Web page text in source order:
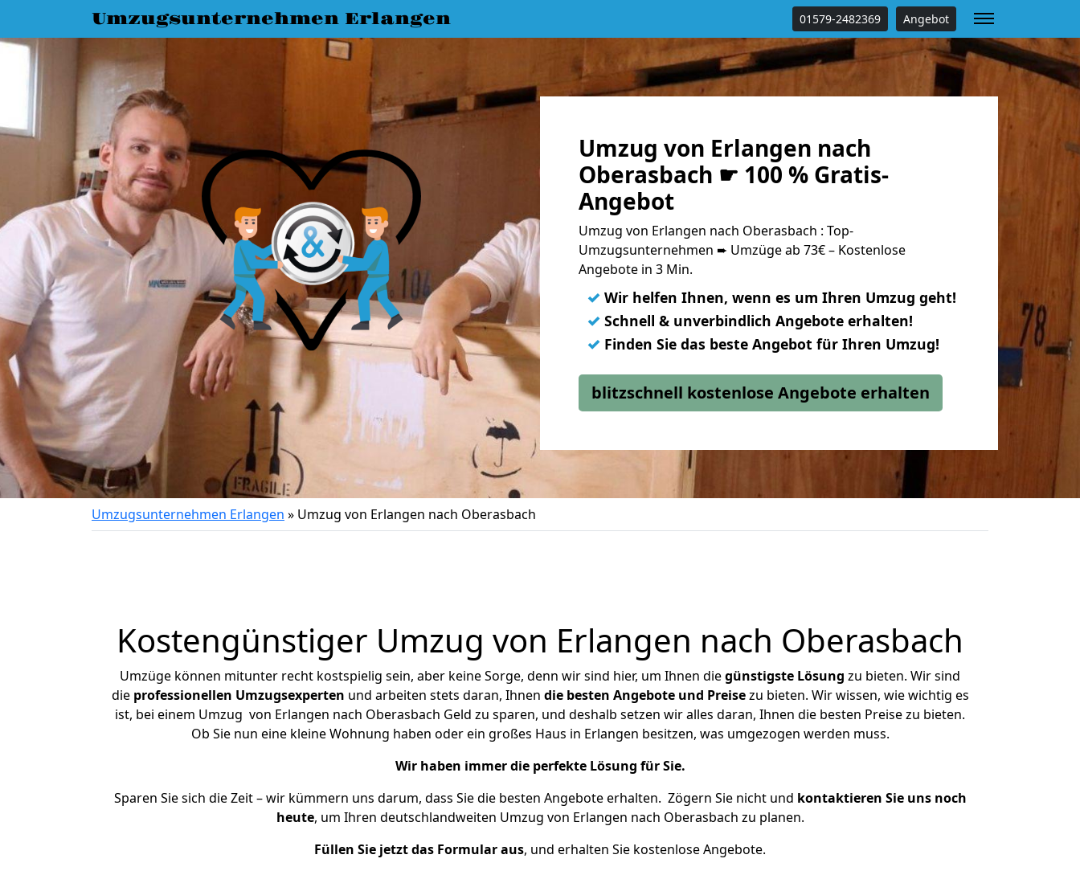
Umzugsunternehmen Erlangen 01579-2482369 Angebot
Umzug von Erlangen nach
Oberasbach ☛ 100 % Gratis-
Angebot
Umzug von Erlangen nach Oberasbach : Top-
Umzugsunternehmen ➨ Umzüge ab 73€ – Kostenlose
Angebote in 3 Min.
✓ Wir helfen Ihnen, wenn es um Ihren Umzug geht!
✓ Schnell & unverbindlich Angebote erhalten!
✓ Finden Sie das beste Angebot für Ihren Umzug!
blitzschnell kostenlose Angebote erhalten
Umzugsunternehmen Erlangen » Umzug von Erlangen nach Oberasbach
Kostengünstiger Umzug von Erlangen nach Oberasbach
Umzüge können mitunter recht kostspielig sein, aber keine Sorge, denn wir sind hier, um Ihnen diegünstigste Lösung zu bieten. Wir sind
die professionellen Umzugsexperten und arbeiten stets daran, Ihnen die besten Angebote und Preisezu bieten. Wir wissen, wie wichtig es
ist, bei einem Umzug von Erlangen nach Oberasbach Geld zu sparen, und deshalb setzen wir alles daran, Ihnen die besten Preise zu bieten.
Ob Sie nun eine kleine Wohnung haben oder ein großes Haus in Erlangen besitzen, was umgezogen werden muss.
Wir haben immer die perfekte Lösung für Sie.
Sparen Sie sich die Zeit – wir kümmern uns darum, dass Sie die besten Angebote erhalten. Zögern Sie nicht und kontaktieren Sie uns noch
heute, um Ihren deutschlandweiten Umzug von Erlangen nach Oberasbach zu planen.
Füllen Sie jetzt das Formular aus, und erhalten Sie kostenlose Angebote.